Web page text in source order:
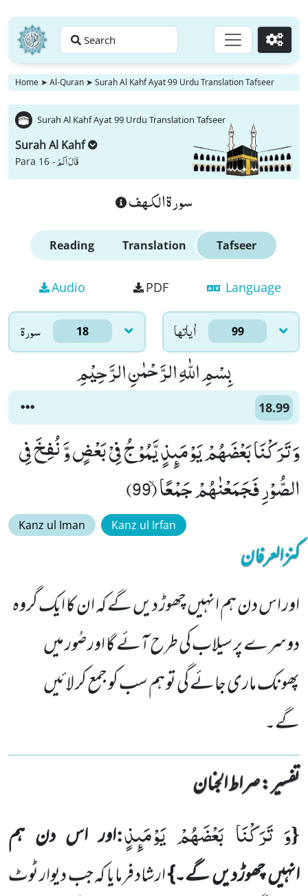
Search Go
Home ➤ Al-Quran ➤ Surah Al Kahf Ayat 99 Urdu Translation Tafseer
Surah Al Kahf Ayat 99 Urdu Translation Tafseer
Surah Al Kahf
Para 16 -قَالَ اَلَمْ
سورة الكهف
Reading Translation Tafseer
Audio PDF Language
سورۃ 18 اٰياتها 99
بِسْمِ اللّٰهِ الرَّحْمٰنِ الرَّحِیْمِ
18.99
وَ تَرَكْنَا بَعْضَهُمْ یَوْمَىٕذٍ یَّمُوْجُ فِیْ بَعْضٍ وَّ نُفِخَ فِی
الصُّوْرِ فَجَمَعْنٰهُمْ جَمْعًاۙ (99)
Kanz ul Iman Kanz ul Irfan
کنزالعرفان
اور اس دن ہم انہیں چھوڑ دیں گے کہ ان کا ایک گروہ
دوسرے پر سیلاب کی طرح آئے گا اور صُور میں
پھونک ماری جائے گی تو ہم سب کو جمع کر لائیں
گے۔
تفسیر : ‎صراط الجنان
{وَ تَرَكْنَا بَعْضَهُمْ یَوْمَىٕذٍ:اور اس دن ہم
انہیںچھوڑ دیںگے۔}ارشاد فرمایا کہ جب دیوار ٹوٹ